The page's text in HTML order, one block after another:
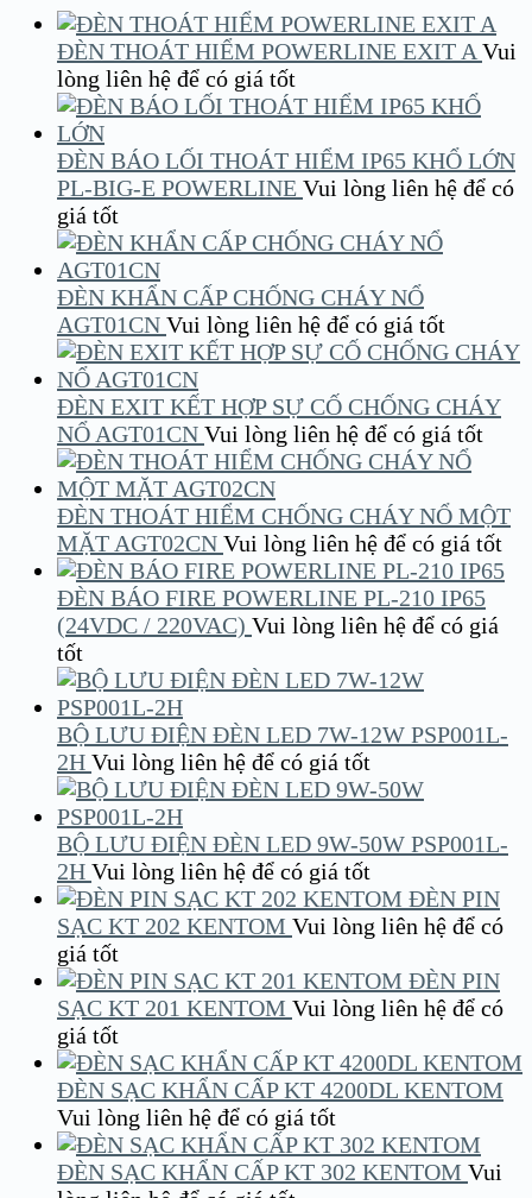
ĐÈN THOÁT HIỂM POWERLINE EXIT A Vui
lòng liên hệ để có giá tốt
ĐÈN BÁO LỐI THOÁT HIỂM IP65 KHỔ LỚN
PL-BIG-E POWERLINE Vui lòng liên hệ để có
giá tốt
ĐÈN KHẨN CẤP CHỐNG CHÁY NỔ
AGT01CN Vui lòng liên hệ để có giá tốt
ĐÈN EXIT KẾT HỢP SỰ CỐ CHỐNG CHÁY
NỔ AGT01CN Vui lòng liên hệ để có giá tốt
ĐÈN THOÁT HIỂM CHỐNG CHÁY NỔ MỘT
MẶT AGT02CN Vui lòng liên hệ để có giá tốt
ĐÈN BÁO FIRE POWERLINE PL-210 IP65
(24VDC / 220VAC) Vui lòng liên hệ để có giá
tốt
BỘ LƯU ĐIỆN ĐÈN LED 7W-12W PSP001L-
2H Vui lòng liên hệ để có giá tốt
BỘ LƯU ĐIỆN ĐÈN LED 9W-50W PSP001L-
2H Vui lòng liên hệ để có giá tốt
ĐÈN PIN
SẠC KT 202 KENTOM Vui lòng liên hệ để có
giá tốt
ĐÈN PIN
SẠC KT 201 KENTOM Vui lòng liên hệ để có
giá tốt
ĐÈN SẠC KHẨN CẤP KT 4200DL KENTOM
Vui lòng liên hệ để có giá tốt
ĐÈN SẠC KHẨN CẤP KT 302 KENTOM Vui